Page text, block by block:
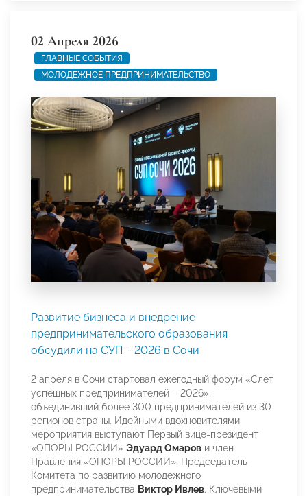
02 Апреля 2026
ГЛАВНЫЕ СОБЫТИЯ
МОЛОДЕЖНОЕ ПРЕДПРИНИМАТЕЛЬСТВО
Развитие бизнеса и внедрение
предпринимательского образования
обсудили на СУП – 2026 в Сочи
2 апреля в Сочи стартовал ежегодный форум «Слет
успешных предпринимателей – 2026»,
объединивший более 300 предпринимателей из 30
регионов страны. Идейными вдохновителями
мероприятия выступают Первый вице-президент
«ОПОРЫ РОССИИ» Эдуард Омаров и член
Правления «ОПОРЫ РОССИИ», Председатель
Комитета по развитию молодежного
предпринимательства Виктор Ивлев. Ключевыми